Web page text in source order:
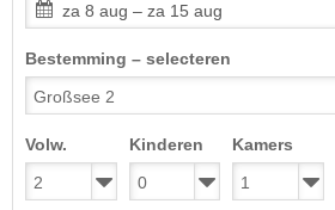
za 8 aug – za 15 aug
Bestemming – selecteren
Volw. Kinderen Kamers